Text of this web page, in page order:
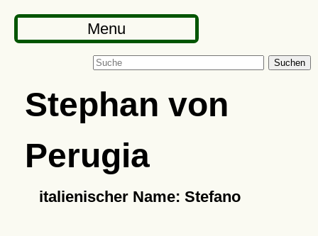
Menu
Suchen
Stephan von
Perugia
italienischer Name: Stefano